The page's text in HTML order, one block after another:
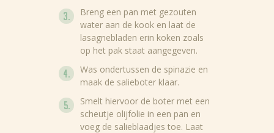
Breng een pan met gezouten
water aan de kook en laat de
lasagnebladen erin koken zoals
op het pak staat aangegeven.
Was ondertussen de spinazie en
maak de salieboter klaar.
Smelt hiervoor de boter met een
scheutje olijfolie in een pan en
voeg de salieblaadjes toe. Laat